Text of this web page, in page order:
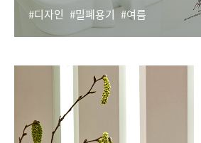
디자인 밀폐용기 여름